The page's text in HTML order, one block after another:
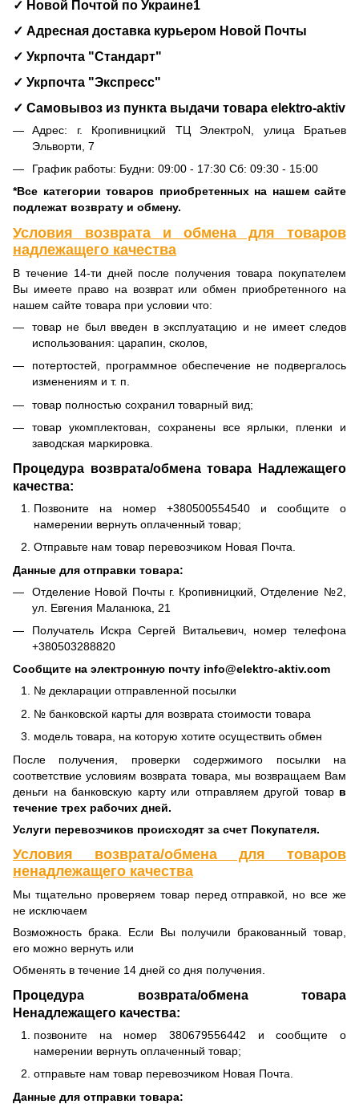
✓ Новой Почтой по Украине1
✓ Адресная доставка курьером Новой Почты
✓ Укрпочта "Стандарт"
✓ Укрпочта "Экспресс"
✓ Самовывоз из пункта выдачи товара elektro-aktiv
Адрес: г. Кропивницкий ТЦ ЭлектроN, улица Братьев
Эльворти, 7
График работы: Будни: 09:00 - 17:30 Сб: 09:30 - 15:00
*Все категории товаров приобретенных на нашем сайте
подлежат возврату и обмену.
Условия возврата и обмена для товаров
надлежащего качества
В течение 14-ти дней после получения товара покупателем
Вы имеете право на возврат или обмен приобретенного на
нашем сайте товара при условии что:
товар не был введен в эксплуатацию и не имеет следов
использования: царапин, сколов,
потертостей, программное обеспечение не подвергалось
изменениям и т. п.
товар полностью сохранил товарный вид;
товар укомплектован, сохранены все ярлыки, пленки и
заводская маркировка.
Процедура возврата/обмена товара Надлежащего
качества:
Позвоните на номер +380500554540 и сообщите о
намерении вернуть оплаченный товар;
Отправьте нам товар перевозчиком Новая Почта.
Данные для отправки товара:
Отделение Новой Почты г. Кропивницкий, Отделение №2,
ул. Евгения Маланюка, 21
Получатель Искра Сергей Витальевич, номер телефона
+380503288820
Сообщите на электронную почту info@elektro-aktiv.com
№ декларации отправленной посылки
№ банковской карты для возврата стоимости товара
модель товара, на которую хотите осуществить обмен
После получения, проверки содержимого посылки на
соответствие условиям возврата товара, мы возвращаем Вам
деньги на банковскую карту или отправляем другой товар в
течение трех рабочих дней.
Услуги перевозчиков происходят за счет Покупателя.
Условия возврата/обмена для товаров
ненадлежащего качества
Мы тщательно проверяем товар перед отправкой, но все же
не исключаем
Возможность брака. Если Вы получили бракованный товар,
его можно вернуть или
Обменять в течение 14 дней со дня получения.
Процедура возврата/обмена товара
Ненадлежащего качества:
позвоните на номер 380679556442 и сообщите о
намерении вернуть оплаченный товар;
отправьте нам товар перевозчиком Новая Почта.
Данные для отправки товара: